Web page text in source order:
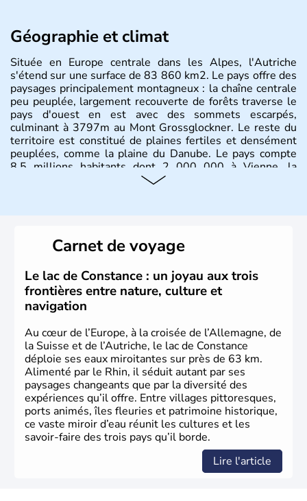
Géographie et climat
Située en Europe centrale dans les Alpes, l'Autriche
s'étend sur une surface de 83 860 km2. Le pays offre des
paysages principalement montagneux : la chaîne centrale
peu peuplée, largement recouverte de forêts traverse le
pays d'ouest en est avec des sommets escarpés,
culminant à 3797m au Mont Grossglockner. Le reste du
territoire est constitué de plaines fertiles et densément
peuplées, comme la plaine du Danube. Le pays compte
8.5 millions habitants dont 2 000 000 à Vienne, la
compte aujourd'hui plus de 8 millions d'habitants.
L'Autriche a donné naissance à de nombreux artistes :
Mozart, Schubert, le psychanalyste Freud, Romy
Schneider, Arnold Schwarzenegger, Anton Bruckner,
Gustav Mahler font partie des Autrichiens les plus
marquants de ces dernières décennies.
Carnet de voyage
Le lac de Constance : un joyau aux trois
frontières entre nature, culture et
navigation
Au cœur de l’Europe, à la croisée de l’Allemagne, de
la Suisse et de l’Autriche, le lac de Constance
déploie ses eaux miroitantes sur près de 63 km.
Alimenté par le Rhin, il séduit autant par ses
paysages changeants que par la diversité des
expériences qu’il offre. Entre villages pittoresques,
ports animés, îles fleuries et patrimoine historique,
ce vaste miroir d’eau réunit les cultures et les
savoir-faire des trois pays qu’il borde.
Lire l'article